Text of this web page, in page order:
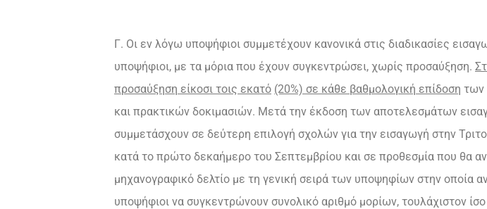
Γ. Οι εν λόγω υποψήφιοι συμμετέχουν κανονικά στις διαδικασίες
υποψήφιοι, με τα μόρια που έχουν συγκεντρώσει, χωρίς προσαύξηση.
προσαύξηση είκοσι τοις εκατό (20%) σε κάθε βαθμολογική επίδοση των
και πρακτικών δοκιμασιών. Μετά την έκδοση των αποτελεσμάτων
συμμετάσχουν σε δεύτερη επιλογή σχολών για την εισαγωγή στην
κατά το πρώτο δεκαήμερο του Σεπτεμβρίου και σε προθεσμία που θα
μηχανογραφικό δελτίο με τη γενική σειρά των υποψηφίων στην οποία
υποψήφιοι να συγκεντρώνουν συνολικό αριθμό μορίων, τουλάχιστον